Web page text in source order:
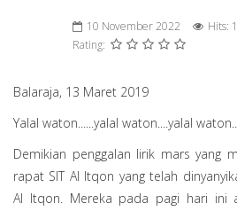
10 November 2022
Hits:
Rating:
Balaraja, 13 Maret 2019
Yalal waton......yalal waton....yalal
Demikian penggalan lirik mars yang
rapat SIT Al Itqon yang telah
Al Itqon. Mereka pada pagi hari ini